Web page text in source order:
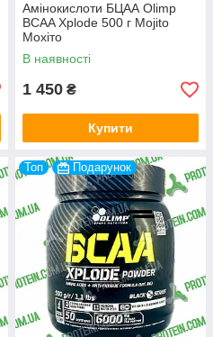
Амінокислоти БЦАА Olimp
BCAA Xplode 500 г Mojito
Мохіто
В наявності
1 450 ₴
Купити
Топ Подарунок